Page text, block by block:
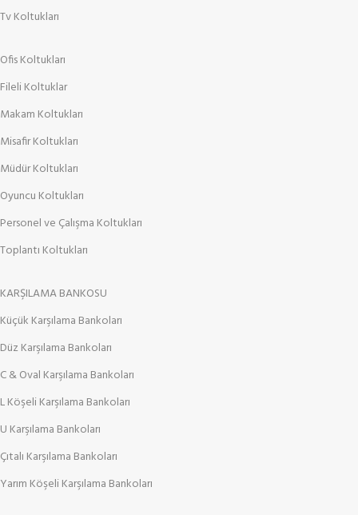
Tv Koltukları
Ofis Koltukları
Fileli Koltuklar
Makam Koltukları
Misafir Koltukları
Müdür Koltukları
Oyuncu Koltukları
Personel ve Çalışma Koltukları
Toplantı Koltukları
KARŞILAMA BANKOSU
Küçük Karşılama Bankoları
Düz Karşılama Bankoları
C & Oval Karşılama Bankoları
L Köşeli Karşılama Bankoları
U Karşılama Bankoları
Çıtalı Karşılama Bankoları
Yarım Köşeli Karşılama Bankoları